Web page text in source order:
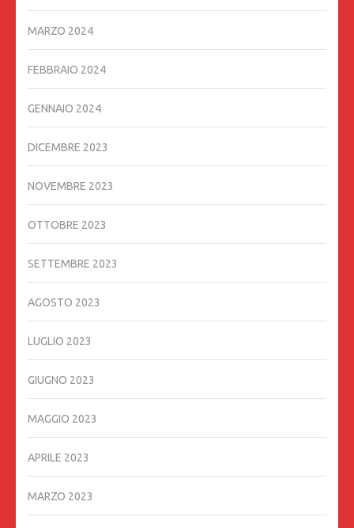
MARZO 2024
FEBBRAIO 2024
GENNAIO 2024
DICEMBRE 2023
NOVEMBRE 2023
OTTOBRE 2023
SETTEMBRE 2023
AGOSTO 2023
LUGLIO 2023
GIUGNO 2023
MAGGIO 2023
APRILE 2023
MARZO 2023